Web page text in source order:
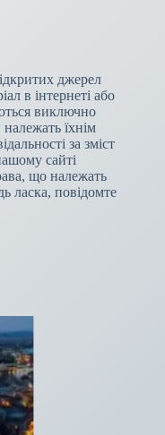
джерел
в інтернеті або
виключно
їхнім
за зміст
сайті
що належать
ласка, повідомте